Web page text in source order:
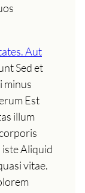
Aut
Sed et
minus
Est
illum
iste Aliquid
vitae.